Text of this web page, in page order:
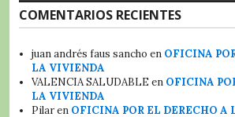
COMENTARIOS RECIENTES
juan andrés faus sancho en OFICINA
LA VIVIENDA
VALENCIA SALUDABLE en OFICINA
LA VIVIENDA
Pilaren OFICINA POR EL DERECHO A